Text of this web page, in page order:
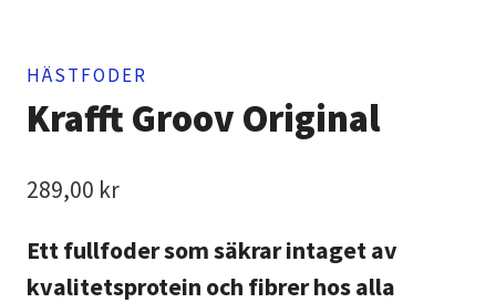
HÄSTFODER
Krafft Groov Original
289,00 kr
Ett fullfoder som säkrar intaget av
kvalitetsprotein och fibrer hos alla